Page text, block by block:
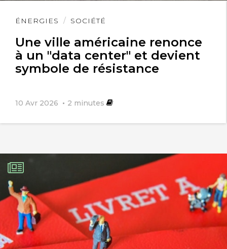
ÉNERGIES SOCIÉTÉ
Une ville américaine renonce
à un "data center" et devient
symbole de résistance
10 Avr 2026 2 minutes
Lire